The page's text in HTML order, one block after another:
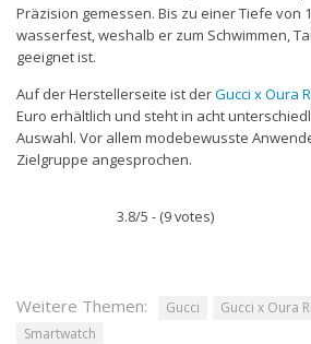
Präzision gemessen. Bis zu einer Tiefe von
wasserfest, weshalb er zum Schwimmen,
geeignet ist.
Auf der Herstellerseite ist derGucci x Oura
Euro erhältlich und steht in acht
Auswahl. Vor allem modebewusste
Zielgruppe angesprochen.
3.8/5 - (9 votes)
Weitere Themen: Gucci Gucci x Oura
Smartwatch